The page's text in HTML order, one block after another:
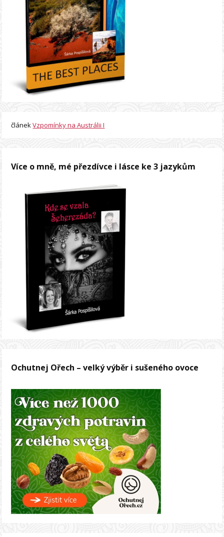
článekVzpomínky na Austrálii I
Více o mně, mé přezdívce i lásce ke 3 jazykům
Ochutnej Ořech – velký výběr i sušeného ovoce